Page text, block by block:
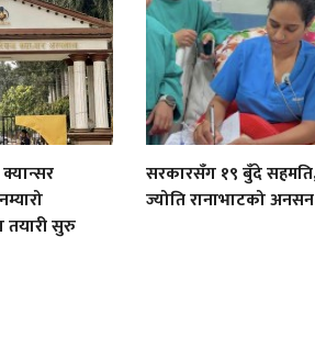
तयारी सुरु
सरकारसँग १९ बुँदे
ज्योति रानाभाटको